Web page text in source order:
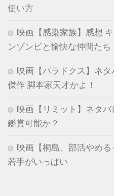
使い方
映画【感染家族】感想
ンゾンビと愉快な仲間たち
映画【パラドクス】ネ
傑作 脚本家天才かよ！
映画【リミット】ネタ
鑑賞可能か？
映画【桐島、部活やめる
若手がいっぱい